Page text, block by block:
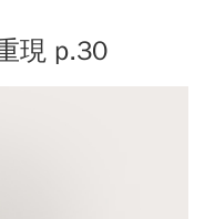
現 p.30